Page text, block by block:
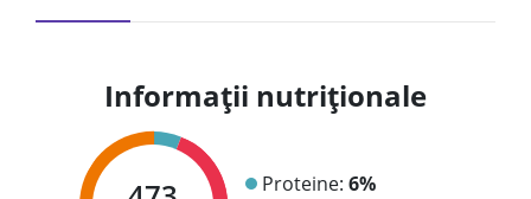
Informații nutriționale
Proteine: 6%